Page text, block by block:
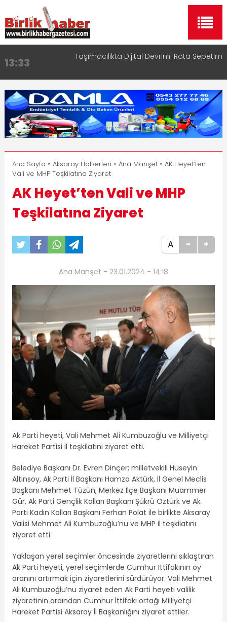
13:33 Taşımacılıkta Dijital Devrim: Rota Sepetim
17:15
Aksaray OSB Bölge Müdürü Makam Koltuğunu
16:00
Aramalarında Öne Çıkın
8:23 Aksaray Esnaf Rehberi Hizmete Girdi
11:30
Birlikhaber.com Yayın Hayatına Başladı | Hızlı ve
Akıllı Haber Platformu
Ana Sayfa » Aksaray Haberleri » Ana Manşet» AK Heyet’ten
Vali ve MHP Teşkilatına Ziyaret
AK Heyet’ten Vali ve MHP
Teşkilatına Ziyaret
A - +
Ana Manşet - 23.01.2024 - 14:18
Ak Parti heyeti, Vali Mehmet Ali Kumbuzoğlu ve Milliyetçi
Hareket Partisi il teşkilatını ziyaret etti.
Belediye Başkanı Dr. Evren Dinçer; milletvekili Hüseyin
Altınsoy, Ak Parti İl Başkanı Hamza Aktürk, İl Genel Meclis
Başkanı Mehmet Tüzün, Merkez İlçe Başkanı Muammer
Gür, Ak Parti Gençlik Kolları Başkanı Şükrü Öztürk ve Ak
Parti Kadın Kolları Başkanı Ferhan Polat ile birlikte Aksaray
Valisi Mehmet Ali Kumbuzoğlu’nu ve MHP il teşkilatını
ziyaret etti.
Yaklaşan yerel seçimler öncesinde ziyaretlerini sıklaştıran
Ak Parti heyeti, yerel seçimlerde Cumhur İttifakının oy
oranını artırmak için ziyaretlerini sürdürüyor. Vali Mehmet
Ali Kumbuzoğlu’nu ziyaret eden Ak Parti heyeti valilik
ziyaretinin ardından Cumhur İttifakı ortağı Milliyetçi
Hareket Partisi Aksaray İl Başkanlığını ziyaret ettiler.